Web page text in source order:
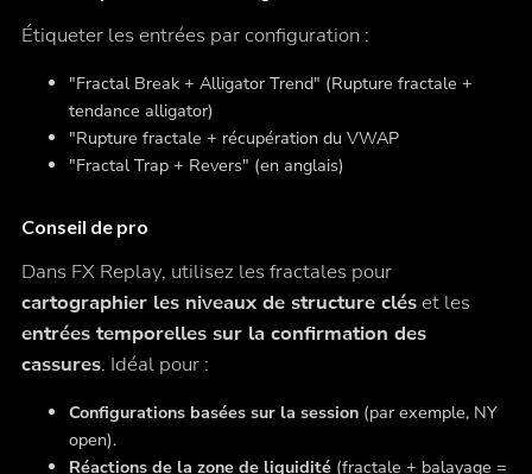
Étiqueter les entrées par configuration :
"Fractal Break + Alligator Trend" (Rupture fractale +
tendance alligator)
"Rupture fractale + récupération du VWAP
"Fractal Trap + Revers" (en anglais)
Conseil de pro
Dans FX Replay, utilisez les fractales pour
cartographier les niveaux de structure cléset les
entrées temporelles sur la confirmation des
cassures. Idéal pour :
Configurations basées sur la session(par exemple, NY
open).
Réactions de la zone de liquidité(fractale + balayage =